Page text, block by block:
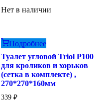
Нет в наличии
Подробнее
Туалет угловой Triol P100
для кроликов и хорьков
(сетка в комплекте) ,
270*270*160мм
339 ₽